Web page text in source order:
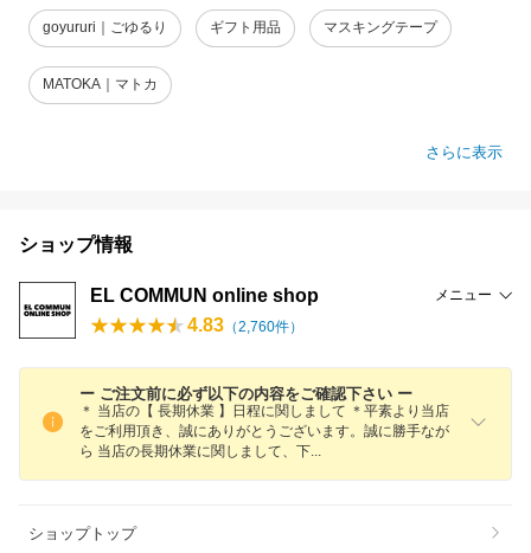
goyururi｜ごゆるり ギフト用品 マスキングテープ
MATOKA｜マトカ
さらに表示
ショップ情報
EL COMMUN online shop メニュー
4.83 （2,760件）
ー ご注文前に必ず以下の内容をご確認下さい ー
＊ 当店の【 長期休業 】日程に関しまして ＊平素より当店
をご利用頂き、誠にありがとうございます。誠に勝手なが
ら 当店の長期休業に関しまして、 下
ショップトップ